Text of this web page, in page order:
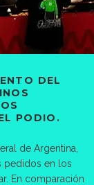
DEL
PODIO.
de Argentina,
pedidos en los
En comparación